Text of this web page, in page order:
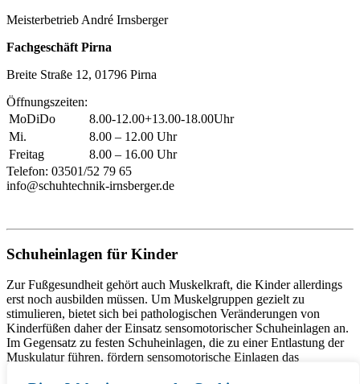
Meisterbetrieb André Irnsberger
Fachgeschäft Pirna
Breite Straße 12, 01796 Pirna
Öffnungszeiten:
MoDiDo
8.00-12.00+13.00-18.00Uhr
Mi.
8.00 – 12.00 Uhr
Freitag
8.00 – 16.00 Uhr
Telefon: 03501/52 79 65
info@schuhtechnik-irnsberger.de
Schuheinlagen für Kinder
Zur Fußgesundheit gehört auch Muskelkraft, die Kinder allerdings
erst noch ausbilden müssen. Um Muskelgruppen gezielt zu
stimulieren, bietet sich bei pathologischen Veränderungen von
Kinderfüßen daher der Einsatz sensomotorischer Schuheinlagen an.
Im Gegensatz zu festen Schuheinlagen, die zu einer Entlastung der
Muskulatur führen, fördern sensomotorische Einlagen das